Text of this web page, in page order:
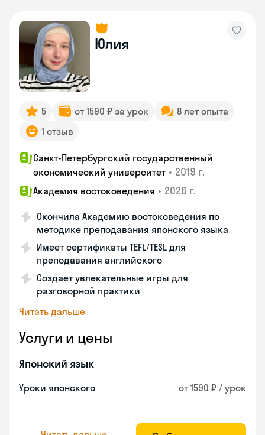
Юлия
5 от 1590 ₽ за урок
8 лет опыта
1 отзыв
Санкт-Петербургский государственный
экономический университет • 2019 г.
Академия востоковедения • 2026 г.
Окончила Академию востоковедения по
методике преподавания японского языка
Имеет сертификаты TEFL/TESL для
преподавания английского
Создает увлекательные игры для
разговорной практики
Читать дальше
Услуги и цены
Японский язык
Уроки японского от 1590 ₽ / урок